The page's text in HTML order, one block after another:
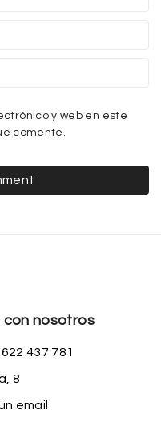
y web en este
comente.
nosotros
437 781
8
email